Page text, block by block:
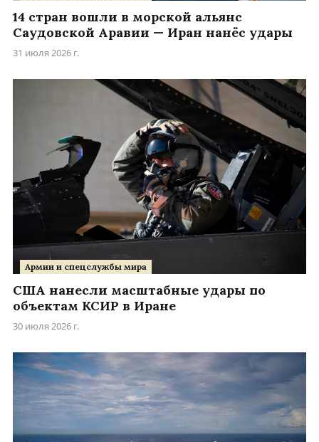
14 стран вошли в морской альянс
Саудовской Аравии — Иран нанёс удары
31 июля 2026 г.
Армии и спецслужбы мира
США нанесли масштабные удары по
объектам КСИР в Иране
30 июля 2026 г.